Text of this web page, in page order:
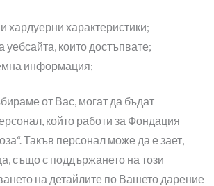
хардуерни характеристики;
уебсайта, които достъпвате;
информация;
от Вас, могат да бъдат
който работи за Фондация
Такъв персонал може да е зает,
също с поддържането на този
на детайлите по Вашето дарение